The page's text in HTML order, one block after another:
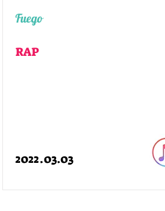
Fuego
RAP
2022.03.03